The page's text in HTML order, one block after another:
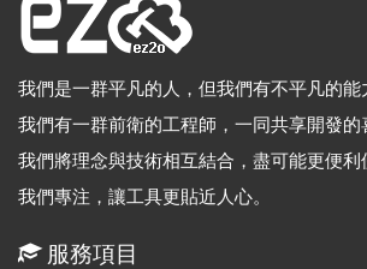
我們是一群平凡的人，但我們有不平凡的能
我們有一群前衛的工程師，一同共享開發的
我們將理念與技術相互結合，盡可能更便利
我們專注，讓工具更貼近人心。
服務項目